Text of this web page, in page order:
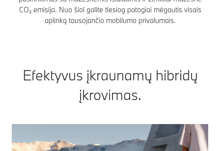
CO₂ emisija. Nuo šiol galite tiesiog patogiai mėgautis visais
aplinką tausojančio mobilumo privalumais.
Efektyvus įkraunamų hibridų
įkrovimas.